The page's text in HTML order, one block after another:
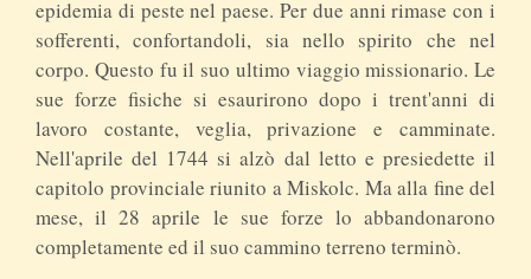
epidemia di peste nel paese. Per due anni rimase con i
sofferenti, confortandoli, sia nello spirito che nel
corpo. Questo fu il suo ultimo viaggio missionario. Le
sue forze fisiche si esaurirono dopo i trent'anni di
lavoro costante, veglia, privazione e camminate.
Nell'aprile del 1744 si alzò dal letto e presiedette il
capitolo provinciale riunito a Miskolc. Ma alla fine del
mese, il 28 aprile le sue forze lo abbandonarono
completamente ed il suo cammino terreno terminò.